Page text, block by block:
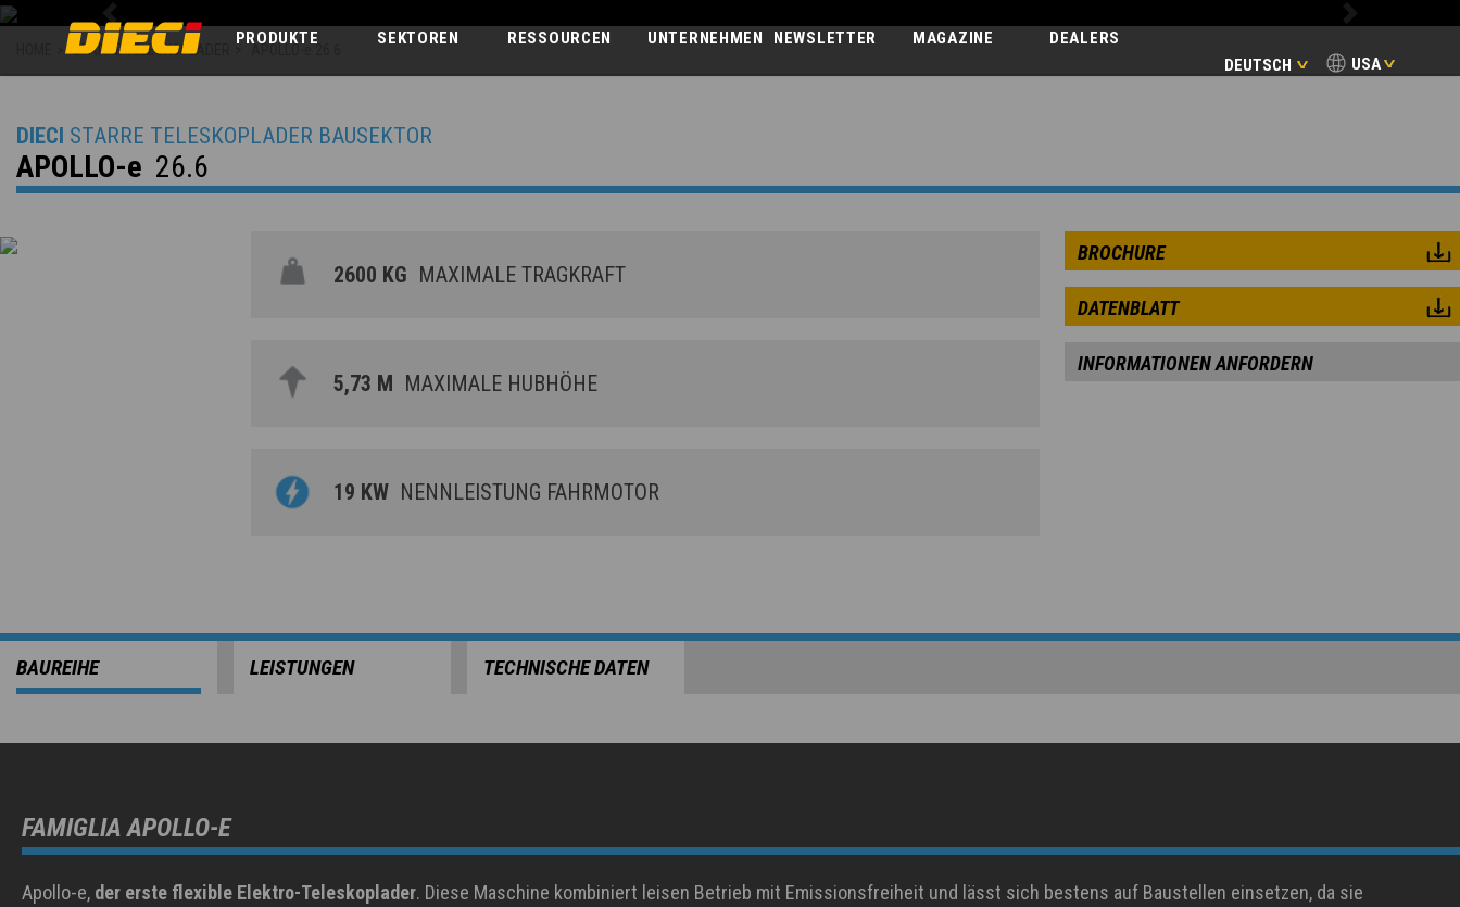
USA
DEUTSCH
NEWSLETTER MAGAZINE DEALERS
PRODUKTE SEKTOREN RESSOURCEN UNTERNEHMEN
Previous Next
APOLLO-E
STARRE TELESKOPLADER
DIECI STARRE TELESKOPLADER BAUSEKTOR
APOLLO-e 26.6
2600 KG MAXIMALE TRAGKRAFT
5,73 M MAXIMALE HUBHÖHE
19 KWNENNLEISTUNG FAHRMOTOR
BROCHURE
DATENBLATT
INFORMATIONEN ANFORDERN
BAUREIHE LEISTUNGEN TECHNISCHE DATEN
FAMIGLIA APOLLO-E
Apollo-e, der erste flexible Elektro-Teleskoplader. Diese Maschine kombiniert leisen Betrieb mit Emissionsfreiheit und lässt sich bestens auf Baustellen einsetzen, da sie